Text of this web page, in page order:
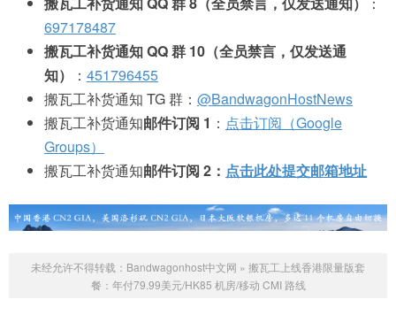
697178487
搬瓦工补货通知 QQ 群 10（全员禁言，仅发送通
知）
： 451796455
搬瓦工补货通知 TG 群： @BandwagonHostNews
搬瓦工补货通知邮件订阅 1 ： 点击订阅（Google
Groups）
搬瓦工补货通知邮件订阅 2： 点击此处提交邮箱地址
未经允许不得转载： Bandwagonhost中文网 » 搬瓦工上线香港限量版套
餐：年付79.99美元/HK85 机房/移动 CMI 路线